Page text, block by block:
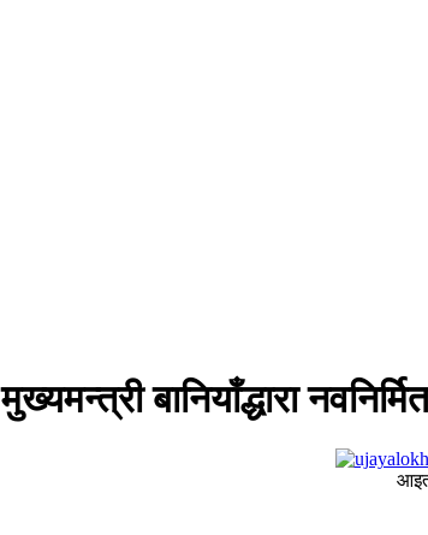
मुख्यमन्त्री बानियाँद्धारा